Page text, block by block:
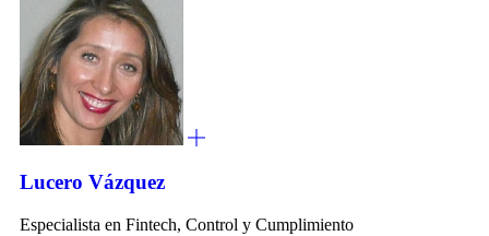
Lucero Vázquez
Especialista en Fintech, Control y Cumplimiento